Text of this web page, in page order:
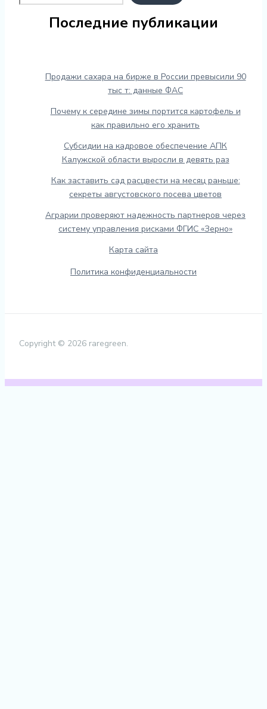
Последние публикации
Продажи сахара на бирже в России превысили 90
тыс т: данные ФАС
Почему к середине зимы портится картофель и
как правильно его хранить
Субсидии на кадровое обеспечение АПК
Калужской области выросли в девять раз
Как заставить сад расцвести на месяц раньше:
секреты августовского посева цветов
Аграрии проверяют надежность партнеров через
систему управления рисками ФГИС «Зерно»
Карта сайта
Политика конфиденциальности
Copyright © 2026 raregreen.